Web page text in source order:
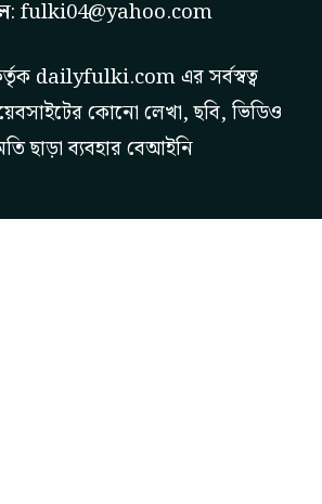
: fulki04@yahoo.com
dailyfulki.comএর সর্বস্বত্ব
কোনো লেখা, ছবি, ভিডিও
ছাড়া ব্যবহার বেআইনি